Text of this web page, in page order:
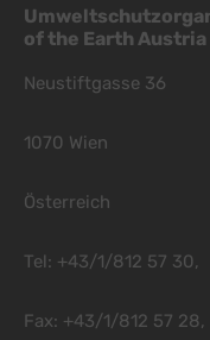
of the Earth Austria
Neustiftgasse 36
1070 Wien
Österreich
Tel: +43/1/812 57 30,
Fax: +43/1/812 57 28,